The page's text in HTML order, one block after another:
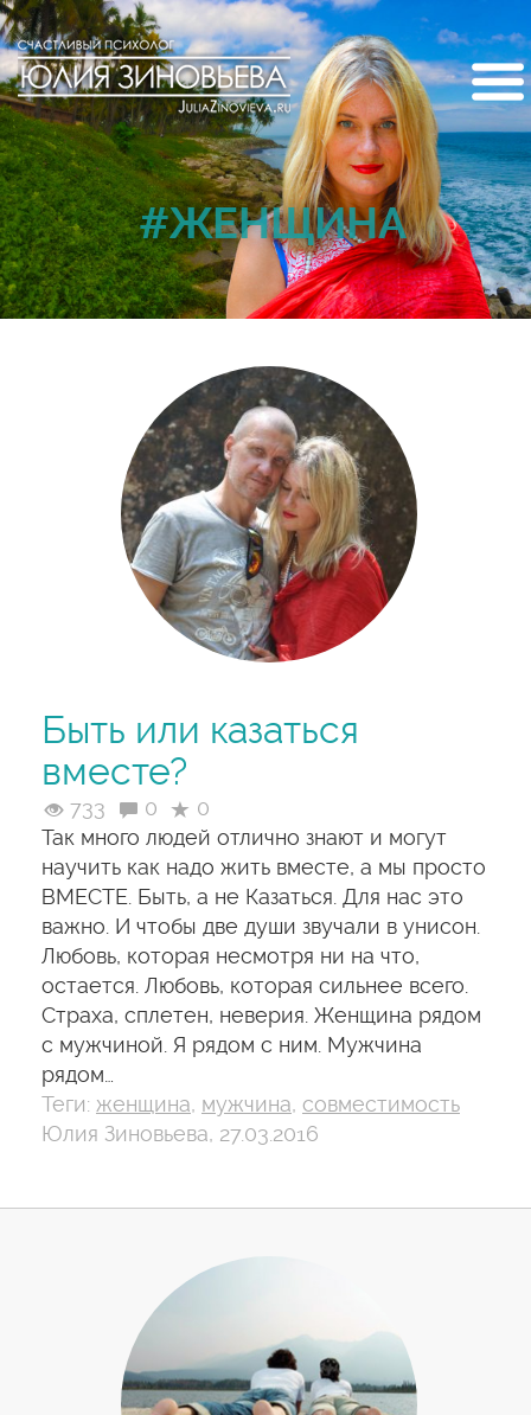
#ЖЕНЩИНА
Быть или казаться
вместе?
733 0
0
Так много людей отлично знают и могут
научить как надо жить вместе, а мы просто
ВМЕСТЕ. Быть, а не Казаться. Для нас это
важно. И чтобы две души звучали в унисон.
Любовь, которая несмотря ни на что,
остается. Любовь, которая сильнее всего.
Страха, сплетен, неверия. Женщина рядом
с мужчиной. Я рядом с ним. Мужчина
рядом…
Теги: женщина, мужчина, совместимость
Юлия Зиновьева, 27.03.2016